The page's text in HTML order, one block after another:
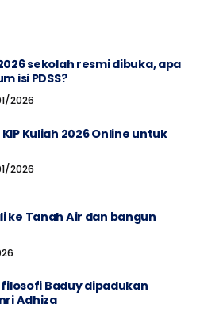
sekolah resmi dibuka, apa
isi PDSS?
2026
Kuliah 2026 Online untuk
2026
ke Tanah Air dan bangun
Baduy dipadukan
Adhiza